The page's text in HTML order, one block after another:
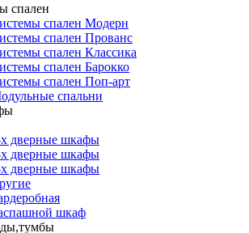
спален
спален Модерн
спален Прованс
спален Классика
спален Барокко
спален Поп-арт
спальни
дверные шкафы
дверные шкафы
дверные шкафы
шкаф